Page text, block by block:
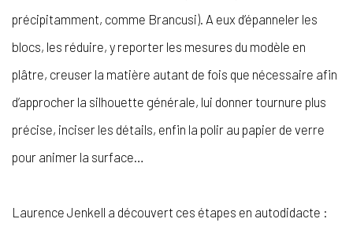
précipitamment, comme Brancusi). A eux d’épanneler les
blocs, les réduire, y reporter les mesures du modèle en
plâtre, creuser la matière autant de fois que nécessaire afin
d’approcher la silhouette générale, lui donner tournure plus
précise, inciser les détails, enfin la polir au papier de verre
pour animer la surface…
Laurence Jenkell a découvert ces étapes en autodidacte :